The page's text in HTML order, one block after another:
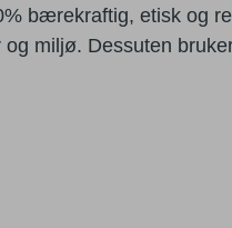
bærekraftig, etisk og
og miljø. Dessuten